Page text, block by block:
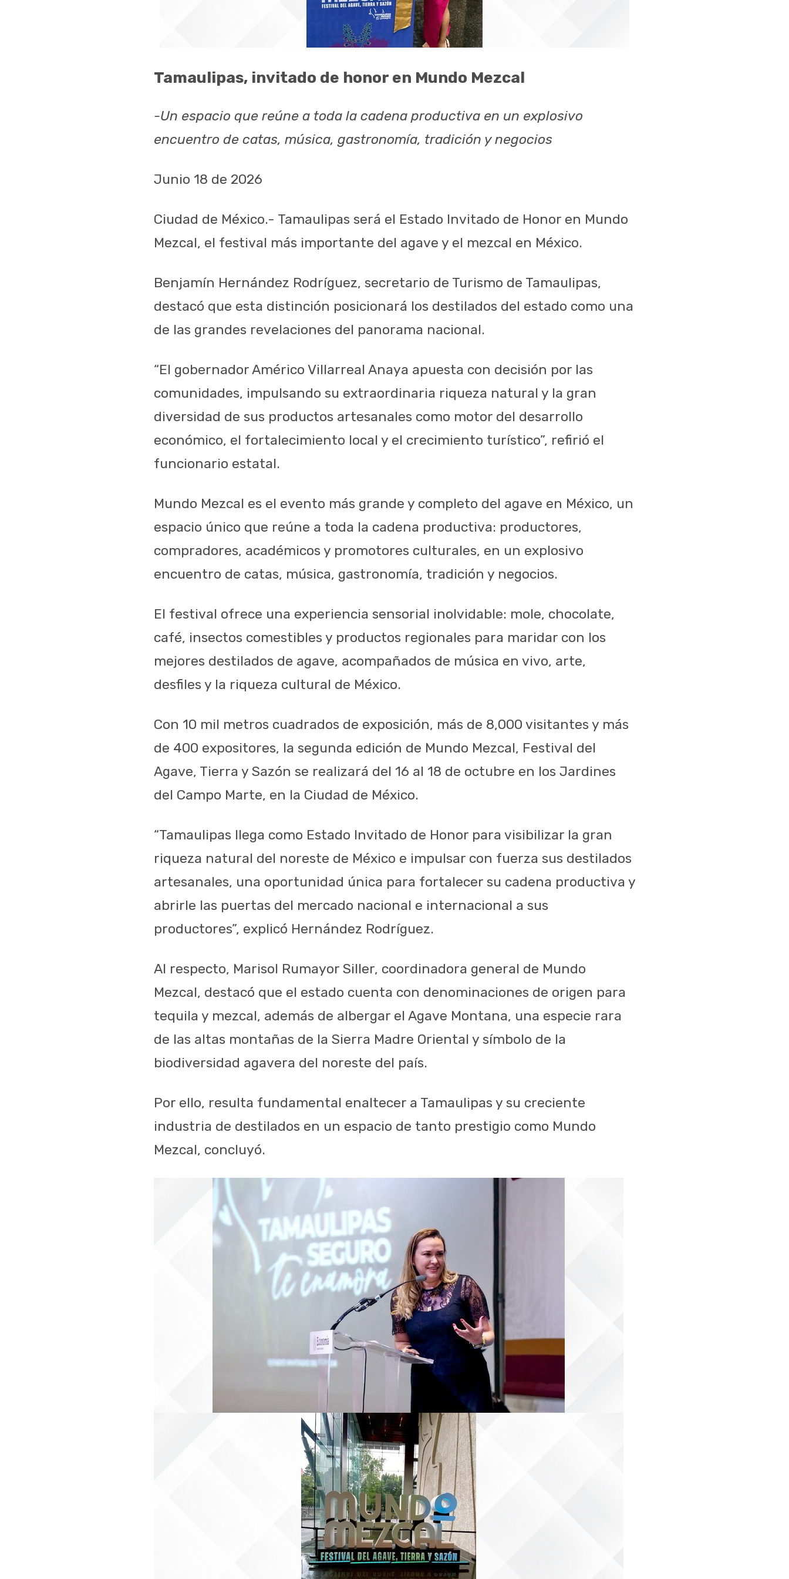
Tamaulipas, invitado de honor en Mundo Mezcal
-Un espacio que reúne a toda la cadena productiva en un explosivo
encuentro de catas, música, gastronomía, tradición y negocios
Junio 18 de 2026
Ciudad de México.- Tamaulipas será el Estado Invitado de Honor en Mundo
Mezcal, el festival más importante del agave y el mezcal en México.
Benjamín Hernández Rodríguez, secretario de Turismo de Tamaulipas,
destacó que esta distinción posicionará los destilados del estado como una
de las grandes revelaciones del panorama nacional.
“El gobernador Américo Villarreal Anaya apuesta con decisión por las
comunidades, impulsando su extraordinaria riqueza natural y la gran
diversidad de sus productos artesanales como motor del desarrollo
económico, el fortalecimiento local y el crecimiento turístico”, refirió el
funcionario estatal.
Mundo Mezcal es el evento más grande y completo del agave en México, un
espacio único que reúne a toda la cadena productiva: productores,
compradores, académicos y promotores culturales, en un explosivo
encuentro de catas, música, gastronomía, tradición y negocios.
El festival ofrece una experiencia sensorial inolvidable: mole, chocolate,
café, insectos comestibles y productos regionales para maridar con los
mejores destilados de agave, acompañados de música en vivo, arte,
desfiles y la riqueza cultural de México.
Con 10 mil metros cuadrados de exposición, más de 8,000 visitantes y más
de 400 expositores, la segunda edición de Mundo Mezcal, Festival del
Agave, Tierra y Sazón se realizará del 16 al 18 de octubre en los Jardines
del Campo Marte, en la Ciudad de México.
“Tamaulipas llega como Estado Invitado de Honor para visibilizar la gran
riqueza natural del noreste de México e impulsar con fuerza sus destilados
artesanales, una oportunidad única para fortalecer su cadena productiva y
abrirle las puertas del mercado nacional e internacional a sus
productores”, explicó Hernández Rodríguez.
Al respecto, Marisol Rumayor Siller, coordinadora general de Mundo
Mezcal, destacó que el estado cuenta con denominaciones de origen para
tequila y mezcal, además de albergar el Agave Montana, una especie rara
de las altas montañas de la Sierra Madre Oriental y símbolo de la
biodiversidad agavera del noreste del país.
Por ello, resulta fundamental enaltecer a Tamaulipas y su creciente
industria de destilados en un espacio de tanto prestigio como Mundo
Mezcal, concluyó.